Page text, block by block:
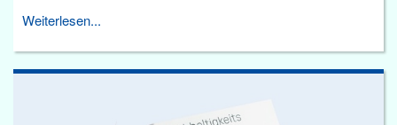
Weiterlesen...